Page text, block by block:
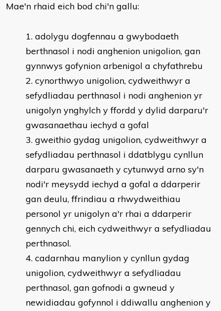
Mae'n rhaid eich bod chi'n gallu:
adolygu dogfennau a gwybodaeth
berthnasol i nodi anghenion unigolion, gan
gynnwys gofynion arbenigol a chyfathrebu
cynorthwyo unigolion, cydweithwyr a
sefydliadau perthnasol i nodi anghenion yr
unigolyn ynghylch y ffordd y dylid darparu'r
gwasanaethau iechyd a gofal
gweithio gydag unigolion, cydweithwyr a
sefydliadau perthnasol i ddatblygu cynllun
darparu gwasanaeth y cytunwyd arno sy'n
nodi'r meysydd iechyd a gofal a ddarperir
gan deulu, ffrindiau a rhwydweithiau
personol yr unigolyn a'r rhai a ddarperir
gennych chi, eich cydweithwyr a sefydliadau
perthnasol.
cadarnhau manylion y cynllun gydag
unigolion, cydweithwyr a sefydliadau
perthnasol, gan gofnodi a gwneud y
newidiadau gofynnol i ddiwallu anghenion y